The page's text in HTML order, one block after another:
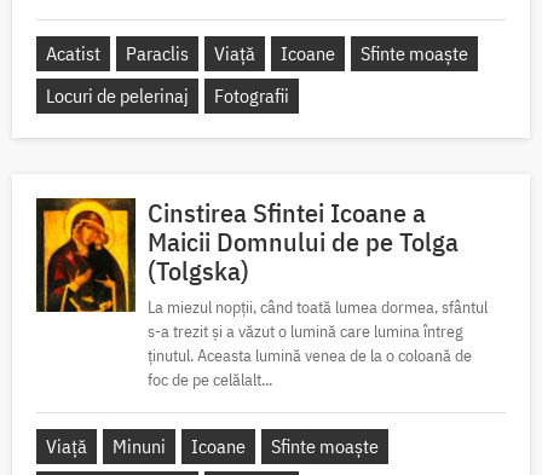
Acatist Paraclis Viață Icoane
Sfinte moaște
Locuri de pelerinaj
Fotografii
Cinstirea Sfintei Icoane a
Maicii Domnului de pe Tolga
(Tolgska)
La miezul nopții, când toată lumea dormea, sfântul
s-a trezit și a văzut o lumină care lumina întreg
ținutul. Aceasta lumină venea de la o coloană de
foc de pe celălalt...
Viață Minuni Icoane
Sfinte moaște